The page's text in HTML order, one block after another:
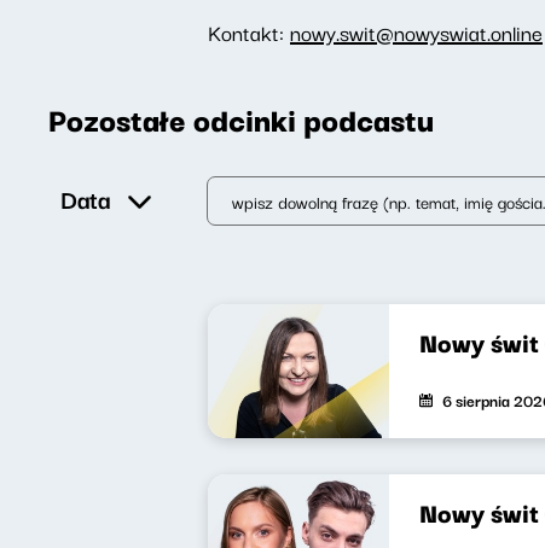
Kontakt: nowy.swit@nowyswiat.online
Pozostałe odcinki podcastu
Data
Nowy
6 sierpnia
Nowy